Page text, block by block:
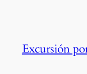
Excursión